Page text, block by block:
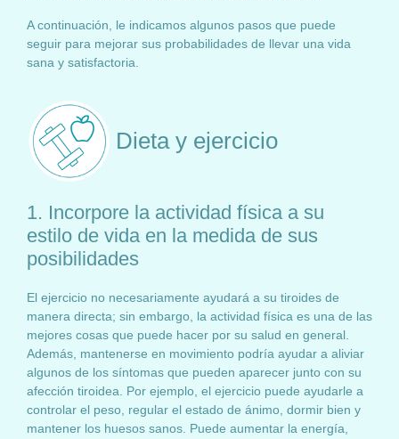
A continuación, le indicamos algunos pasos que puede
seguir para mejorar sus probabilidades de llevar una vida
sana y satisfactoria.
Dieta y ejercicio
1. Incorpore la actividad física a su
estilo de vida en la medida de sus
posibilidades
El ejercicio no necesariamente ayudará a su tiroides de
manera directa; sin embargo, la actividad física es una de las
mejores cosas que puede hacer por su salud en general.
Además, mantenerse en movimiento podría ayudar a aliviar
algunos de los síntomas que pueden aparecer junto con su
afección tiroidea. Por ejemplo, el ejercicio puede ayudarle a
controlar el peso, regular el estado de ánimo, dormir bien y
mantener los huesos sanos. Puede aumentar la energía,